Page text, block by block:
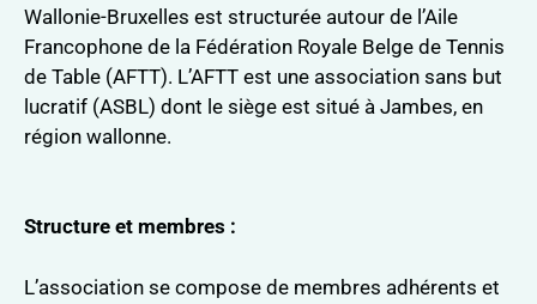
Wallonie-Bruxelles est structurée autour de l’Aile
Francophone de la Fédération Royale Belge de Tennis
de Table (AFTT). L’AFTT est une association sans but
lucratif (ASBL) dont le siège est situé à Jambes, en
région wallonne.
Structure et membres :
L’association se compose de membres adhérents et